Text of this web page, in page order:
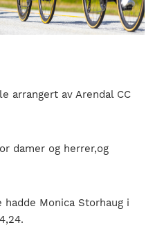
arrangert av Arendal CC
damer og herrer,og
Monica Storhaug i